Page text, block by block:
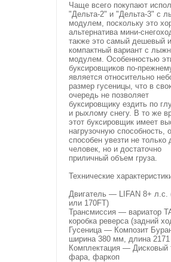
Чаще всего покупают
"Дельта-2" и "Дельта-3" с
модулем, поскольку это
альтернатива мини-
также это самый дешевый и
компактный вариант с
модулем. Особенностью
буксировщиков по-
является относительно
размер гусеницы, что в
очередь не позволяет
буксировщику ездить по
и рыхлому снегу. В то же
этот буксировщик имеет
нагрузочную способность,
способен увезти не только
человек, но и достаточно
приличный объем груза.
Технические
Двигатель — LIFAN 8+ л.с.
или 170FT)
Трансмиссия — вариатор
коробка реверса (задний
Гусеница — Композит
ширина 380 мм, длина
Комплектация — Дисковый
фара, фаркоп